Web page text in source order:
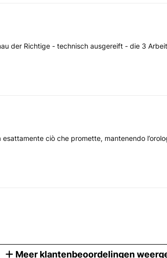
der Richtige - technisch ausgereift - die 3
ciò che promette, mantenendo
Meer klantenbeoordelingen